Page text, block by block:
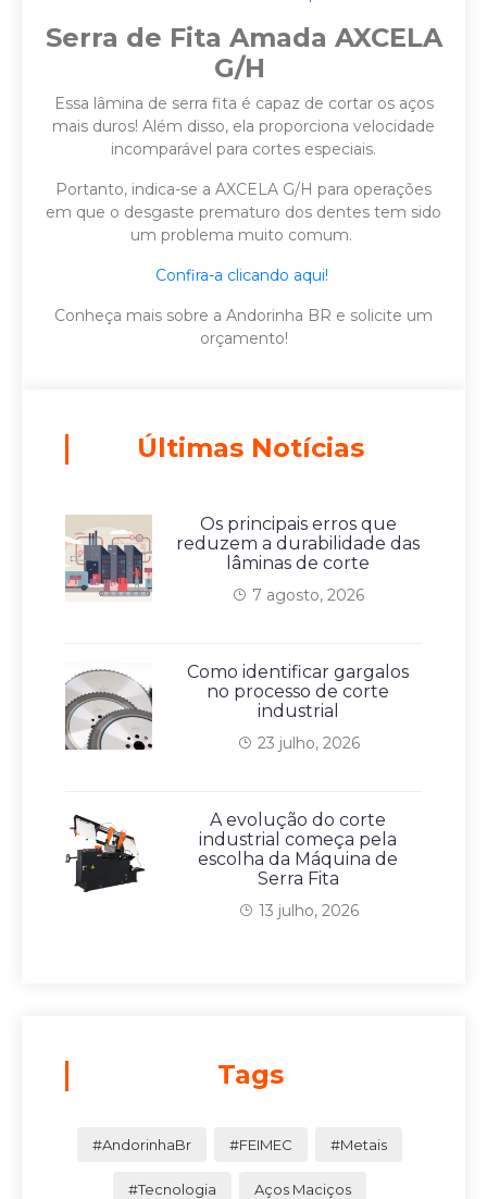
Serra de Fita Amada AXCELA
G/H
Essa lâmina de serra fita é capaz de cortar os aços
mais duros! Além disso, ela proporciona velocidade
incomparável para cortes especiais.
Portanto, indica-se a AXCELA G/H para operações
em que o desgaste prematuro dos dentes tem sido
um problema muito comum.
Confira-a clicando aqui!
Conheça mais sobre a Andorinha BR e solicite um
orçamento!
Últimas Notícias
Os principais erros que
reduzem a durabilidade das
lâminas de corte
7 agosto, 2026
Como identificar gargalos
no processo de corte
industrial
23 julho, 2026
A evolução do corte
industrial começa pela
escolha da Máquina de
Serra Fita
13 julho, 2026
Tags
#AndorinhaBr #FEIMEC #Metais
#Tecnologia Aços Maciços